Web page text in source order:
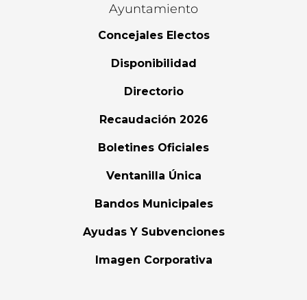
Ayuntamiento
Concejales Electos
Disponibilidad
Directorio
Recaudación 2026
Boletines Oficiales
Ventanilla Única
Bandos Municipales
Ayudas Y Subvenciones
Imagen Corporativa